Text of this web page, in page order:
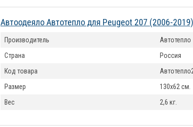
Автоодеяло Автотепло для Peugeot 207 (2006-2019)
Производитель
Автотепло
Страна
Россия
Код товара
Размер
130x62 см.
Вес
2,6 кг.